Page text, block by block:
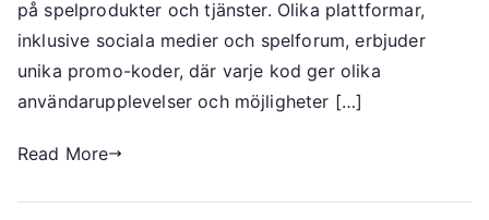
på spelprodukter och tjänster. Olika plattformar,
inklusive sociala medier och spelforum, erbjuder
unika promo-koder, där varje kod ger olika
användarupplevelser och möjligheter […]
Read More